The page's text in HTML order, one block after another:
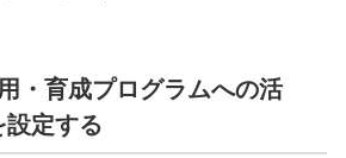
・育成プログラムへの活
設定する